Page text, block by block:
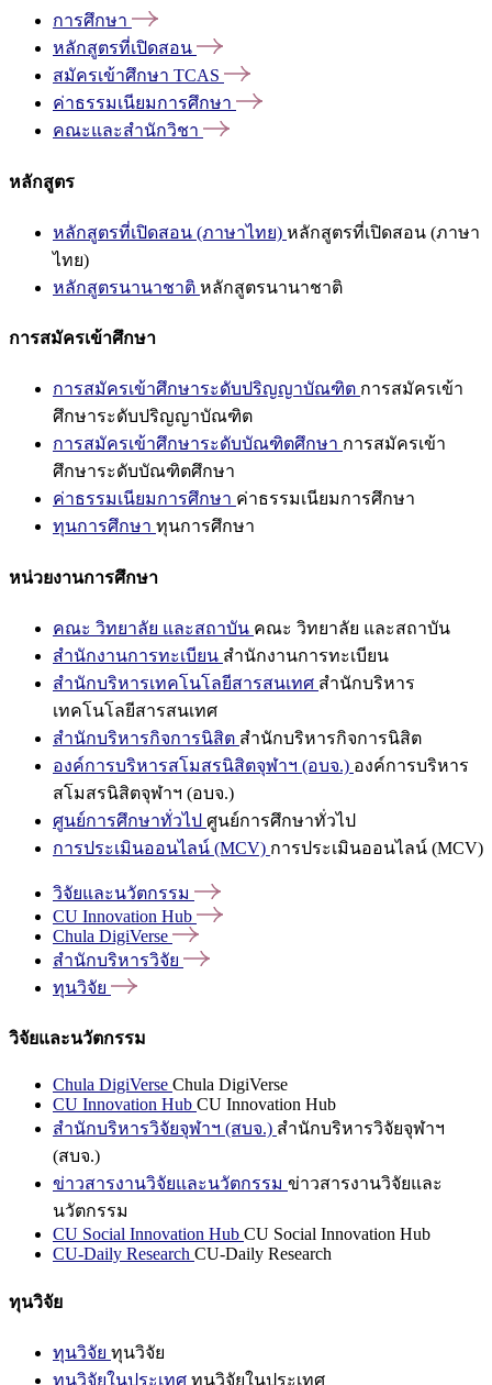
การศึกษา
หลักสูตรที่เปิดสอน
สมัครเข้าศึกษา TCAS
ค่าธรรมเนียมการศึกษา
คณะและสำนักวิชา
หลักสูตร
หลักสูตรที่เปิดสอน (ภาษาไทย) หลักสูตรที่เปิดสอน (ภาษา
ไทย)
หลักสูตรนานาชาติ หลักสูตรนานาชาติ
การสมัครเข้าศึกษา
การสมัครเข้าศึกษาระดับปริญญาบัณฑิต การสมัครเข้า
ศึกษาระดับปริญญาบัณฑิต
การสมัครเข้าศึกษาระดับบัณฑิตศึกษา การสมัครเข้า
ศึกษาระดับบัณฑิตศึกษา
ค่าธรรมเนียมการศึกษา ค่าธรรมเนียมการศึกษา
ทุนการศึกษา ทุนการศึกษา
หน่วยงานการศึกษา
คณะ วิทยาลัย และสถาบัน คณะ วิทยาลัย และสถาบัน
สำนักงานการทะเบียน สำนักงานการทะเบียน
สำนักบริหารเทคโนโลยีสารสนเทศ สำนักบริหาร
เทคโนโลยีสารสนเทศ
สำนักบริหารกิจการนิสิต สำนักบริหารกิจการนิสิต
องค์การบริหารสโมสรนิสิตจุฬาฯ (อบจ.) องค์การบริหาร
สโมสรนิสิตจุฬาฯ (อบจ.)
ศูนย์การศึกษาทั่วไป ศูนย์การศึกษาทั่วไป
การประเมินออนไลน์ (MCV) การประเมินออนไลน์ (MCV)
วิจัยและนวัตกรรม
CU Innovation Hub
Chula DigiVerse
สำนักบริหารวิจัย
ทุนวิจัย
วิจัยและนวัตกรรม
Chula DigiVerse Chula DigiVerse
CU Innovation Hub CU Innovation Hub
สำนักบริหารวิจัยจุฬาฯ (สบจ.) สำนักบริหารวิจัยจุฬาฯ
(สบจ.)
ข่าวสารงานวิจัยและนวัตกรรม ข่าวสารงานวิจัยและ
นวัตกรรม
CU Social Innovation Hub CU Social Innovation Hub
CU-Daily Research CU-Daily Research
ทุนวิจัย
ทุนวิจัย ทุนวิจัย
ทุนวิจัยในประเทศ ทุนวิจัยในประเทศ